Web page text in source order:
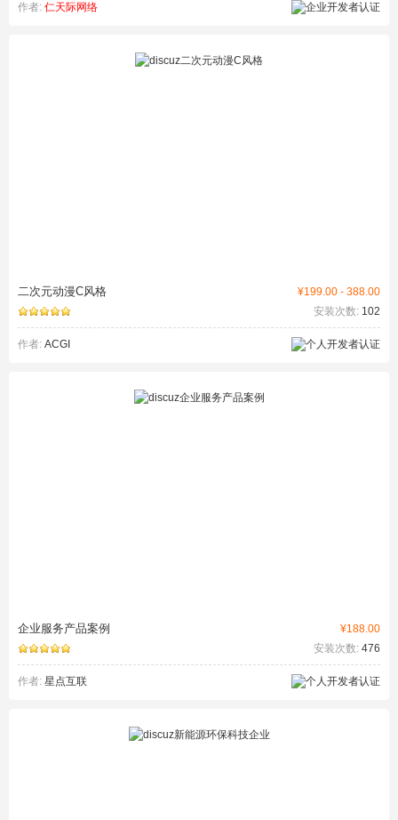
作者: 仁天际网络
¥199.00 - 388.00
二次元动漫C风格
安装次数: 102
作者: ACGI
¥188.00
企业服务产品案例
安装次数: 476
作者: 星点互联